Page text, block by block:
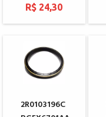
R$ 24,30
2R0103196C